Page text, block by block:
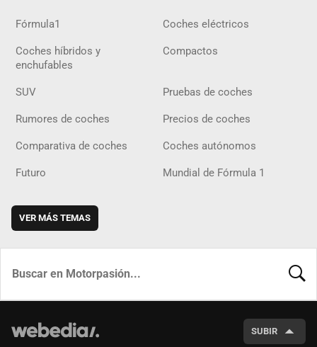
Fórmula1 Coches eléctricos
Coches híbridos y
enchufables
Compactos
SUV Pruebas de coches
Rumores de coches Precios de coches
Comparativa de coches Coches autónomos
Futuro Mundial de Fórmula 1
VER MÁS TEMAS
SUBIR